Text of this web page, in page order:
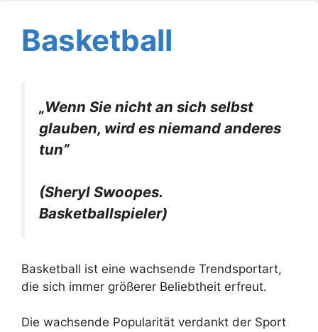
Basketball
„Wenn Sie nicht an sich selbst
glauben, wird es niemand anderes
tun”
(Sheryl Swoopes.
Basketballspieler)
Basketball ist eine wachsende Trendsportart,
die sich immer größerer Beliebtheit erfreut.
Die wachsende Popularität verdankt der Sport